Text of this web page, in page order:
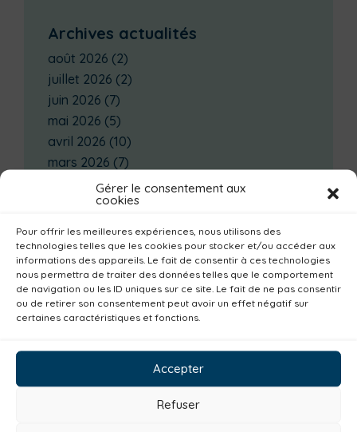
Gérer le consentement aux
cookies
Pour offrir les meilleures expériences, nous utilisons des
technologies telles que les cookies pour stocker et/ou accéder aux
informations des appareils. Le fait de consentir à ces technologies
nous permettra de traiter des données telles que le comportement
de navigation ou les ID uniques sur ce site. Le fait de ne pas consentir
ou de retirer son consentement peut avoir un effet négatif sur
certaines caractéristiques et fonctions.
Accepter
Refuser
Archives actualités
août 2026 (2)
juillet 2026 (2)
juin 2026 (7)
mai 2026 (5)
avril 2026 (10)
mars 2026 (7)
février 2026(4)
janvier 2026(14)
décembre 2025
(3)
novembre 2025(2)
octobre 2025 (3)
septembre 2025(7)
août 2025(3)
Catégories actualités / agenda
Non classé